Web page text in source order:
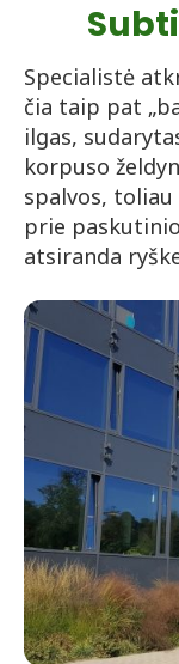
Specialistė
čia taip pat
ilgas,
korpuso
spalvos,
prie
atsiranda